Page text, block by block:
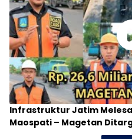
Infrastruktur Jatim
Maospati – Magetan